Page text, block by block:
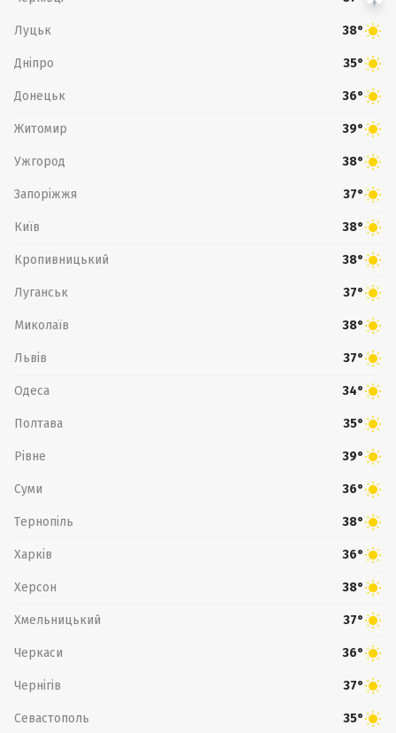
Луцьк 38°
Дніпро 35°
Донецьк 36°
Житомир 39°
Ужгород 38°
Запоріжжя 37°
Київ 38°
Кропивницький 38°
Луганськ 37°
Миколаїв 38°
Львів 37°
Одеса 34°
Полтава 35°
Рівне 39°
Суми 36°
Тернопіль 38°
Харків 36°
Херсон 38°
Хмельницький 37°
Черкаси 36°
Чернігів 37°
Севастополь 35°